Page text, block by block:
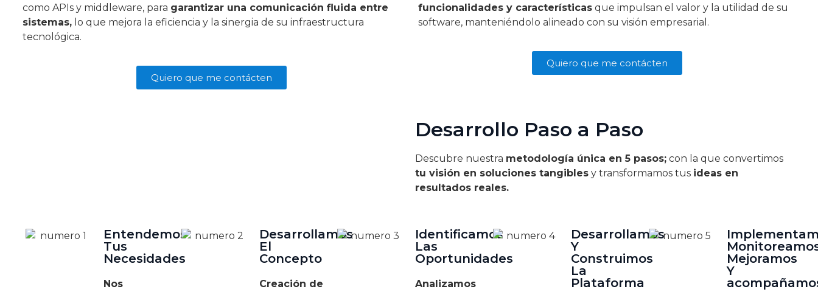
como APIs y middleware, para garantizar una comunicación fluida entre
sistemas, lo que mejora la eficiencia y la sinergia de su infraestructura
tecnológica.
Quiero que me contácten
funcionalidades y características que impulsan el valor y la utilidad de su
software, manteniéndolo alineado con su visión empresarial.
Quiero que me contácten
Desarrollo Paso a Paso
Descubre nuestra metodología única en 5 pasos; con la que convertimos
tu visión en soluciones tangibles y transformamos tus ideas en
resultados reales.
Entendemos
Tus
Necesidades
Nos
Desarrollamos
El
Concepto
Creación de
Identificamos
Las
Oportunidades
Analizamos
Desarrollamos
Y
Construimos
La
Plataforma
Mejoramos
Y